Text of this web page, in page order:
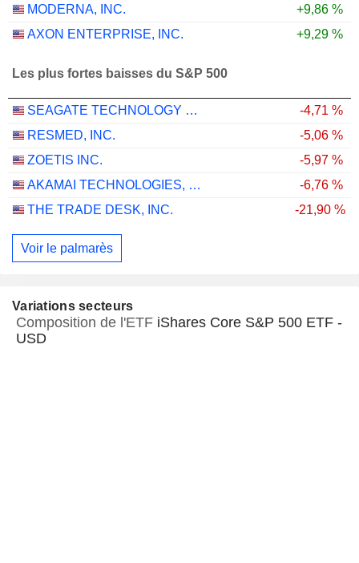
MODERNA, INC.
+9,86 %
AXON ENTERPRISE, INC.
+9,29 %
Les plus fortes baisses du S&P 500
SEAGATE TECHNOLOGY HOLDINGS PLC
-4,71 %
RESMED, INC.
-5,06 %
ZOETIS INC.
-5,97 %
AKAMAI TECHNOLOGIES, INC.
-6,76 %
THE TRADE DESK, INC.
-21,90 %
Voir le palmarès
Variations secteurs
Composition de l'ETF iShares Core S&P 500 ETF -
USD